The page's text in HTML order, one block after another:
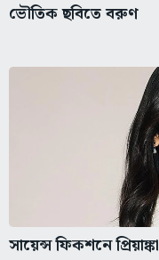
ভৌতিক ছবিতে বরুণ
সায়েন্স ফিকশনে প্রিয়াঙ্কা